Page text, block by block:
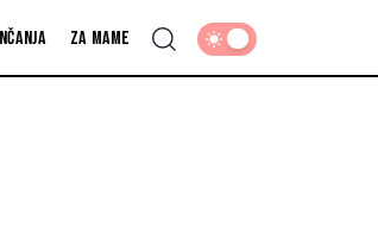
Za mame